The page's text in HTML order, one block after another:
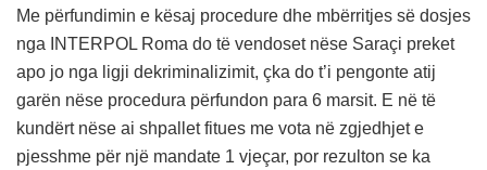
Me përfundimin e kësaj procedure dhe mbërritjes së dosjes
nga INTERPOL Roma do të vendoset nëse Saraçi preket
apo jo nga ligji dekriminalizimit, çka do t’i pengonte atij
garën nëse procedura përfundon para 6 marsit. E në të
kundërt nëse ai shpallet fitues me vota në zgjedhjet e
pjesshme për një mandate 1 vjeçar, por rezulton se ka